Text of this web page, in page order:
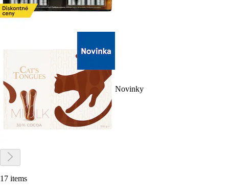
Novinky
17 items